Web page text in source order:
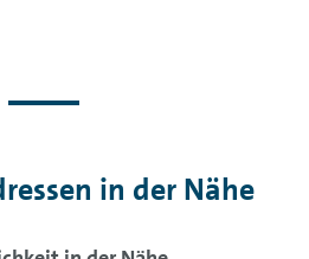
in der Nähe